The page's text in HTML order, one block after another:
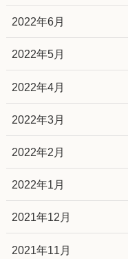
2022年6月
2022年5月
2022年4月
2022年3月
2022年2月
2022年1月
2021年12月
2021年11月